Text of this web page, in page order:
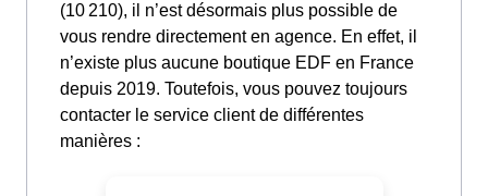
(10 210), il n’est désormais plus possible de
vous rendre directement en agence. En effet, il
n’existe plus aucune boutique EDF en France
depuis 2019. Toutefois, vous pouvez toujours
contacter le service client de différentes
manières :